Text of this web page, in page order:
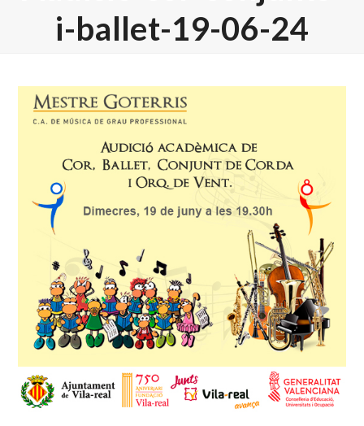
i-ballet-19-06-24